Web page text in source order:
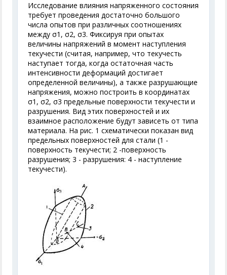
Исследование влияния напряженного состояния
требует проведения достаточно большого
числа опытов при различных соотношениях
между σ1 , σ2, σ3. Фиксируя при опытах
величины напряжений в момент наступления
текучести (считая, например, что текучесть
наступает тогда, когда остаточная часть
интенсивности деформаций достигает
определенной величины), а также разрушающие
напряжения, можно построить в координатах
σ1 , σ2, σ3 предельные поверхности текучести и
разрушения. Вид этих поверхностей и их
взаимное расположение будут зависеть от типа
материала. На рис. 1 схематически показан вид
предельных поверхностей для стали (1 -
поверхность текучести; 2 -поверхность
разрушения; 3 - разрушения: 4 - наступление
текучести).